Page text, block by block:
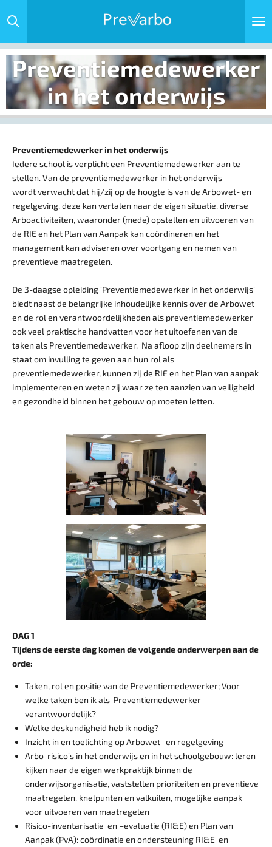
direct
de
hoofdinhoud
Preventiemedewerker
in het onderwijs
Preventiemedewerker in het onderwijs
Iedere school is verplicht een Preventiemedewerker aan te
stellen. Van de preventiemedewerker in het onderwijs
wordt verwacht dat hij/zij op de hoogte is van de Arbowet- en
regelgeving, deze kan vertalen naar de eigen situatie, diverse
Arboactiviteiten, waaronder (mede) opstellen en uitvoeren van
de RIE en het Plan van Aanpak kan coördineren en het
management kan adviseren over voortgang en nemen van
preventieve maatregelen.
De 3-daagse opleiding ‘Preventiemedewerker in het onderwijs’
biedt naast de belangrijke inhoudelijke kennis over de Arbowet
en de rol en verantwoordelijkheden als preventiemedewerker
ook veel praktische handvatten voor het uitoefenen van de
taken als Preventiemedewerker. Na afloop zijn deelnemers in
staat om invulling te geven aan hun rol als
preventiemedewerker, kunnen zij de RIE en het Plan van aanpak
implementeren en weten zij waar ze ten aanzien van veiligheid
en gezondheid binnen het gebouw op moeten letten.
DAG 1
Tijdens de eerste dag komen de volgende onderwerpen aan de
orde:
Taken, rol en positie van de Preventiemedewerker; Voor
welke taken ben ik als Preventiemedewerker
verantwoordelijk?
Welke deskundigheid heb ik nodig?
Inzicht in en toelichting op Arbowet- en regelgeving
Arbo-risico’s in het onderwijs en in het schoolgebouw: leren
kijken naar de eigen werkpraktijk binnen de
onderwijsorganisatie, vaststellen prioriteiten en preventieve
maatregelen, knelpunten en valkuilen, mogelijke aanpak
voor uitvoeren van maatregelen
Risico-inventarisatie en –evaluatie (RI&E) en Plan van
Aanpak (PvA): coördinatie en ondersteuning RI&E en